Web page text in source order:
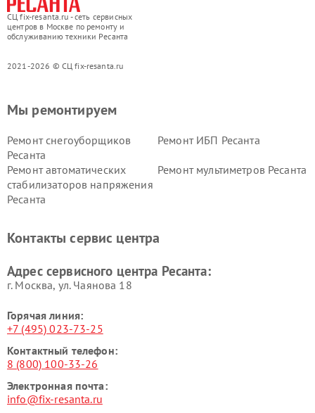
СЦ fix-resanta.ru - сеть сервисных
центров в Москве по ремонту и
обслуживанию техники Ресанта
2021-2026 © СЦ fix-resanta.ru
Мы ремонтируем
Ремонт снегоуборщиков
Ресанта
Ремонт ИБП Ресанта
Ремонт автоматических
стабилизаторов напряжения
Ресанта
Ремонт мультиметров Ресанта
Контакты сервис центра
Адрес сервисного центра Ресанта:
г. Москва, ул. Чаянова 18
Горячая линия:
+7 (495) 023-73-25
Контактный телефон:
8 (800) 100-33-26
Электронная почта:
info@fix-resanta.ru